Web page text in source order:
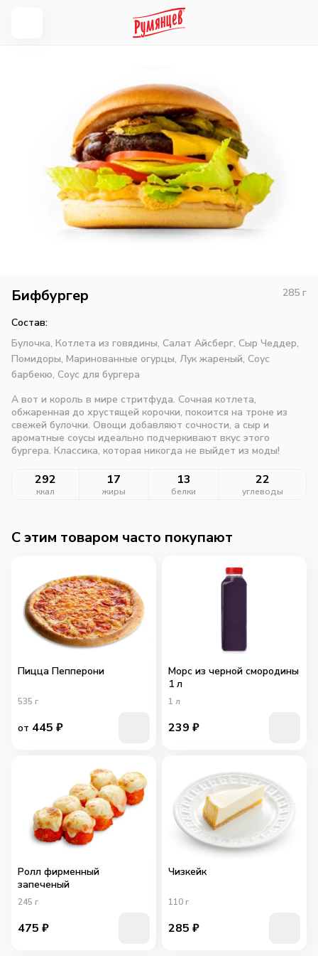
Бифбургер 285 г
Состав:
Булочка, Котлета из говядины, Салат Айсберг, Сыр Чеддер,
Помидоры, Маринованные огурцы, Лук жареный, Соус
барбекю, Соус для бургера
А вот и король в мире стритфуда. Сочная котлета,
обжаренная до хрустящей корочки, покоится на троне из
свежей булочки. Овощи добавляют сочности, а сыр и
ароматные соусы идеально подчеркивают вкус этого
бургера. Классика, которая никогда не выйдет из моды!
292
ккал
17
жиры
13
белки
22
углеводы
C этим товаром часто покупают
Пицца Пепперони
535 г
от 445 ₽
Морс из черной смородины
1 л
1 л
239 ₽
Ролл фирменный
запеченый
245 г
475 ₽
Чизкейк
110 г
285 ₽